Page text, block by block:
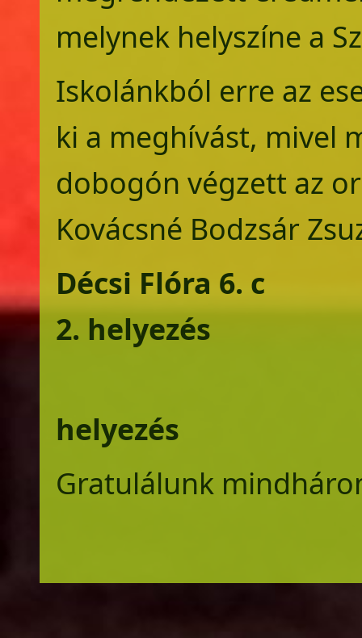
melynek helyszíne a
Iskolánkból erre az
ki a meghívást, mivel
dobogón végzett az
Kovácsné Bodzsár
Décsi Flóra 6. c
2. helyezés
helyezés
Gratulálunk